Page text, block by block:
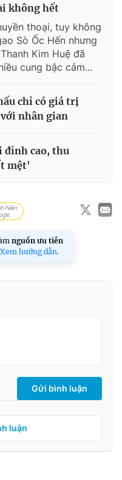
không hết
thoại, tuy không
Sò Ốc Hến nhưng
Kim Huệ đã
cung bậc cảm...
chỉ có giá trị
nhân gian
đỉnh cao, thu
mệt'
nguồn ưu tiên
Xem hướng dẫn.
Gửi bình luận
luận